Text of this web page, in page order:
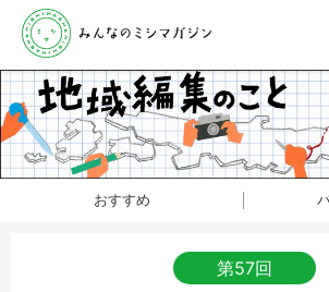
おすすめ
第57回